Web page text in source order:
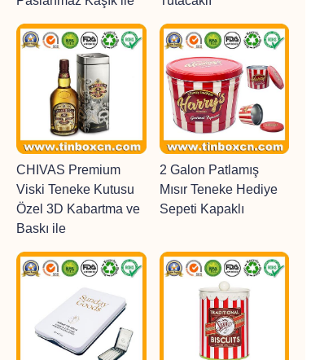
CHIVAS Premium
Viski Teneke Kutusu
Özel 3D Kabartma ve
Baskı ile
2 Galon Patlamış
Mısır Teneke Hediye
Sepeti Kapaklı